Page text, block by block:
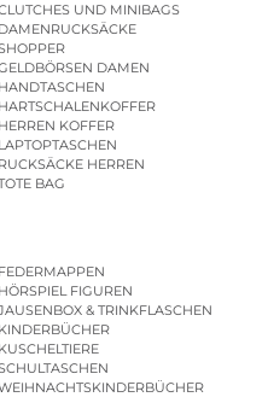
UND MINIBAGS
DAMENRUCKSÄCKE
DAMEN
HANDTASCHEN
HARTSCHALENKOFFER
HERREN KOFFER
LAPTOPTASCHEN
RUCKSÄCKE HERREN
BAG
FEDERMAPPEN
HÖRSPIEL FIGUREN
& TRINKFLASCHEN
KINDERBÜCHER
KUSCHELTIERE